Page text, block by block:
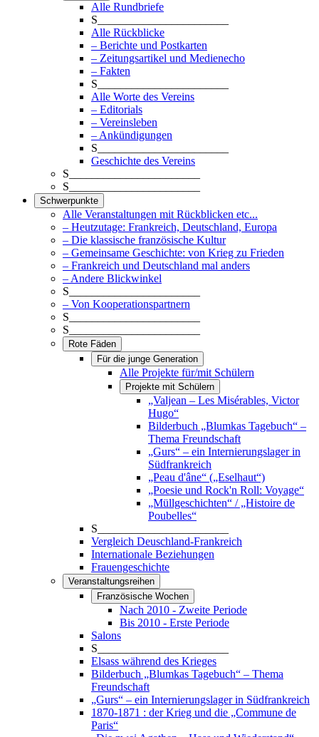
Alle Rundbriefe
S_______________________
Alle Rückblicke
– Berichte und Postkarten
– Zeitungsartikel und Medienecho
– Fakten
S_______________________
Alle Worte des Vereins
– Editorials
– Vereinsleben
– Ankündigungen
S_______________________
Geschichte des Vereins
S_______________________
S_______________________
Schwerpunkte
Alle Veranstaltungen mit Rückblicken etc...
– Heutzutage: Frankreich, Deutschland, Europa
– Die klassische französische Kultur
– Gemeinsame Geschichte: von Krieg zu Frieden
– Frankreich und Deutschland mal anders
– Andere Blickwinkel
S_______________________
– Von Kooperationspartnern
S_______________________
S_______________________
Rote Fäden
Für die junge Generation
Alle Projekte für/mit Schülern
Projekte mit Schülern
„Valjean – Les Misérables, Victor
Hugo“
Bilderbuch „Blumkas Tagebuch“ –
Thema Freundschaft
„Gurs“ – ein Internierungslager in
Südfrankreich
„Peau d'âne“ („Eselhaut“)
„Poesie und Rock'n Roll: Voyage“
„Müllgeschichten“ / „Histoire de
Poubelles“
S_______________________
Vergleich Deuschland-Frankreich
Internationale Beziehungen
Frauengeschichte
Veranstaltungsreihen
Französische Wochen
Nach 2010 - Zweite Periode
Bis 2010 - Erste Periode
Salons
S_______________________
Elsass während des Krieges
Bilderbuch „Blumkas Tagebuch“ – Thema
Freundschaft
„Gurs“ – ein Internierungslager in Südfrankreich
1870-1871 : der Krieg und die „Commune de
Paris“